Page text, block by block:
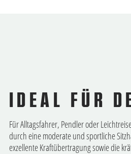
IDEAL FÜR
Für Alltagsfahrer, Pendler oder
durch eine moderate und sportliche
exzellente Kraftübertragung sowie die